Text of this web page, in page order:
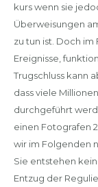
kurs wenn sie
Überweisungen
zu tun ist. Doch
Ereignisse,
Trugschluss kann
dass viele
durchgeführt
einen Fotografen
wir im Folgenden
Sie entstehen
Entzug der